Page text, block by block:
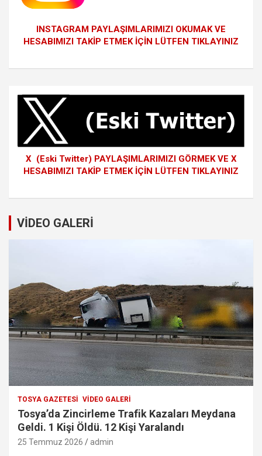
INSTAGRAM PAYLAŞIMLARIMIZI OKUMAK VE
HESABIMIZI TAKİP ETMEK İÇİN LÜTFEN TIKLAYINIZ
X (Eski Twitter) PAYLAŞIMLARIMIZI GÖRMEK VE X
HESABIMIZI TAKİP ETMEK İÇİN LÜTFEN TIKLAYINIZ
VİDEO GALERİ
TOSYA GAZETESI VIDEO GALERI
Tosya’da Zincirleme Trafik Kazaları Meydana
Geldi. 1 Kişi Öldü. 12 Kişi Yaralandı
25 Temmuz 2026 admin